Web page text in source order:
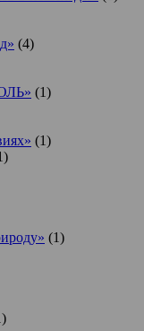
(4)
(1)
(1)
(1)